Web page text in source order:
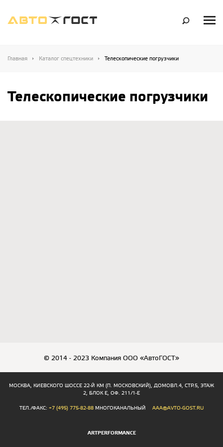
Главная Каталог спецтехники Телескопические погрузчики
Телескопические погрузчики
© 2014 - 2023 Компания ООО «АвтоГОСТ»
МОСКВА, КИЕВСКОГО ШОССЕ 22-Й КМ (П. МОСКОВСКИЙ), ДОМОВЛ.4, СТР.5, ЭТАЖ
2, БЛОК Е, ОФ. 211/1-Е
ТЕЛ./ФАКС: +7 (495) 775-82-88 МНОГОКАНАЛЬНЫЙ AAA@AVTO-GOST.RU
ARTPERFORMANCE